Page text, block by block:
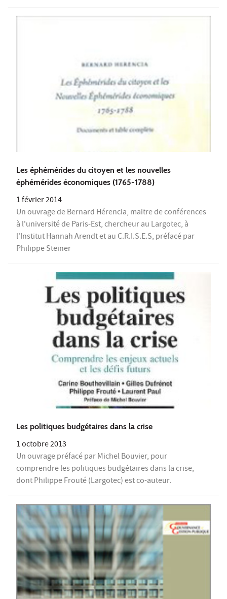
Les éphémérides du citoyen et les nouvelles
éphémérides économiques (1765-1788)
1 février 2014
Un ouvrage de Bernard Hérencia, maitre de conférences
à l'université de Paris-Est, chercheur au Largotec, à
l'Institut Hannah Arendt et au C.R.I.S.E.S, préfacé par
Philippe Steiner
Les politiques budgétaires dans la crise
1 octobre 2013
Un ouvrage préfacé par Michel Bouvier, pour
comprendre les politiques budgétaires dans la crise,
dont Philippe Frouté (Largotec) est co-auteur.